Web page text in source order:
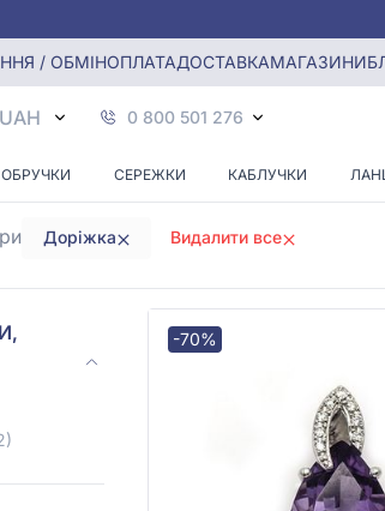
/ ОБМІНОПЛАТАДОСТАВКАМАГАЗИНИ
UAH 0 800 501 276
ОБРУЧКИ СЕРЕЖКИ КАБЛУЧКИ
з діамантами Кулони та підвіски
КУЛОНИ ТА
Доріжка Видалити все
-70%